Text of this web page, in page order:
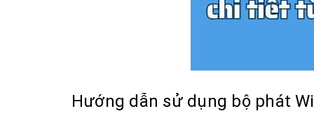
Hướng dẫn sử dụng bộ phát